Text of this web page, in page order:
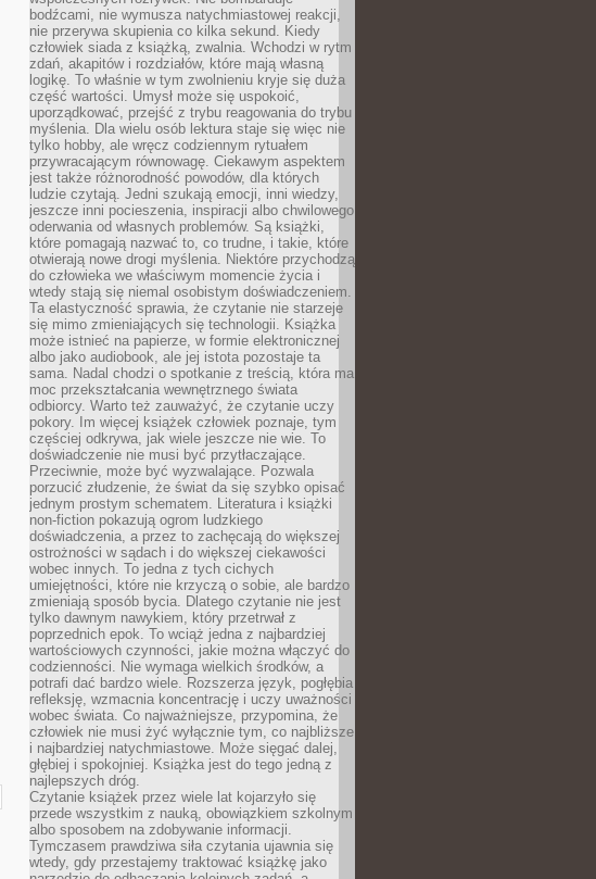
bodźcami, nie wymusza natychmiastowej reakcji,
nie przerywa skupienia co kilka sekund. Kiedy
człowiek siada z książką, zwalnia. Wchodzi w rytm
zdań, akapitów i rozdziałów, które mają własną
logikę. To właśnie w tym zwolnieniu kryje się duża
część wartości. Umysł może się uspokoić,
uporządkować, przejść z trybu reagowania do trybu
myślenia. Dla wielu osób lektura staje się więc nie
tylko hobby, ale wręcz codziennym rytuałem
przywracającym równowagę. Ciekawym aspektem
jest także różnorodność powodów, dla których
ludzie czytają. Jedni szukają emocji, inni wiedzy,
jeszcze inni pocieszenia, inspiracji albo chwilowego
oderwania od własnych problemów. Są książki,
które pomagają nazwać to, co trudne, i takie, które
otwierają nowe drogi myślenia. Niektóre przychodzą
do człowieka we właściwym momencie życia i
wtedy stają się niemal osobistym doświadczeniem.
Ta elastyczność sprawia, że czytanie nie starzeje
się mimo zmieniających się technologii. Książka
może istnieć na papierze, w formie elektronicznej
albo jako audiobook, ale jej istota pozostaje ta
sama. Nadal chodzi o spotkanie z treścią, która ma
moc przekształcania wewnętrznego świata
odbiorcy. Warto też zauważyć, że czytanie uczy
pokory. Im więcej książek człowiek poznaje, tym
częściej odkrywa, jak wiele jeszcze nie wie. To
doświadczenie nie musi być przytłaczające.
Przeciwnie, może być wyzwalające. Pozwala
porzucić złudzenie, że świat da się szybko opisać
jednym prostym schematem. Literatura i książki
non-fiction pokazują ogrom ludzkiego
doświadczenia, a przez to zachęcają do większej
ostrożności w sądach i do większej ciekawości
wobec innych. To jedna z tych cichych
umiejętności, które nie krzyczą o sobie, ale bardzo
zmieniają sposób bycia. Dlatego czytanie nie jest
tylko dawnym nawykiem, który przetrwał z
poprzednich epok. To wciąż jedna z najbardziej
wartościowych czynności, jakie można włączyć do
codzienności. Nie wymaga wielkich środków, a
potrafi dać bardzo wiele. Rozszerza język, pogłębia
refleksję, wzmacnia koncentrację i uczy uważności
wobec świata. Co najważniejsze, przypomina, że
człowiek nie musi żyć wyłącznie tym, co najbliższe
i najbardziej natychmiastowe. Może sięgać dalej,
głębiej i spokojniej. Książka jest do tego jedną z
najlepszych dróg.
Czytanie książek przez wiele lat kojarzyło się
przede wszystkim z nauką, obowiązkiem szkolnym
albo sposobem na zdobywanie informacji.
Tymczasem prawdziwa siła czytania ujawnia się
wtedy, gdy przestajemy traktować książkę jako